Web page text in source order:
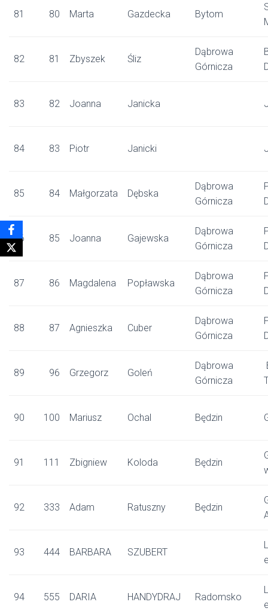
81 80 Marta Gazdecka Bytom
82 81 Zbyszek Śliz
Dąbrowa
Górnicza
83 82 Joanna Janicka
84 83 Piotr Janicki
85 84 Małgorzata Dębska
Dąbrowa
Górnicza
86 85 Joanna Gajewska
Dąbrowa
Górnicza
87 86 Magdalena Popławska
Dąbrowa
Górnicza
88 87 Agnieszka Cuber
Dąbrowa
Górnicza
89 96 Grzegorz Goleń
Dąbrowa
Górnicza
90 100 Mariusz Ochal Będzin
91 111 Zbigniew Koloda Będzin
92 333 Adam Ratuszny Będzin
93 444 BARBARA SZUBERT
94 555 DARIA HANDYDRAJ Radomsko